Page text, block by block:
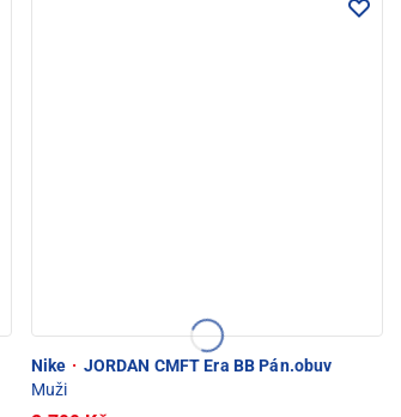
Nike · JORDAN CMFT Era BB Pán.obuv
Muži